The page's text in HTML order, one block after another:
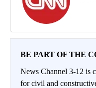
BE PART OF THE
News Channel 3-12 is
for civil and